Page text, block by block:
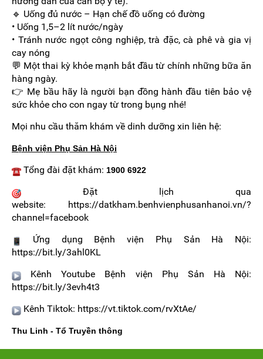
🔹 Uống đủ nước – Hạn chế đồ uống có đường
• Uống 1,5–2 lít nước/ngày
• Tránh nước ngọt công nghiệp, trà đặc, cà phê và gia vị
cay nóng
💬 Một thai kỳ khỏe mạnh bắt đầu từ chính những bữa ăn
hàng ngày.
👉 Mẹ bầu hãy là người bạn đồng hành đầu tiên bảo vệ
sức khỏe cho con ngay từ trong bụng nhé!
Mọi nhu cầu thăm khám về dinh dưỡng xin liên hệ:
Bệnh viện Phụ Sản Hà Nội
Tổng đài đặt khám: 1900 6922
Đặt lịch qua
website: https://datkham.benhvienphusanhanoi.vn/?
channel=facebook
Ứng dụng Bệnh viện Phụ Sản Hà Nội:
https://bit.ly/3ahl0KL
Kênh Youtube Bệnh viện Phụ Sản Hà Nội:
https://bit.ly/3evh4t3
Kênh Tiktok: https://vt.tiktok.com/rvXtAe/
Thu Linh - Tổ Truyền thông